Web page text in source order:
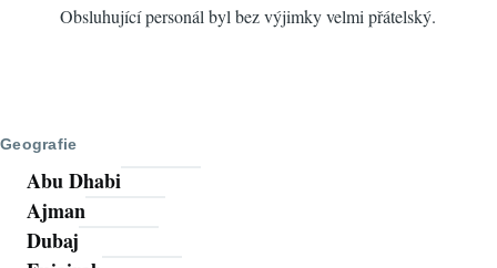
Obsluhující personál byl bez výjimky velmi přátelský.
Geografie
Abu Dhabi
Ajman
Dubaj